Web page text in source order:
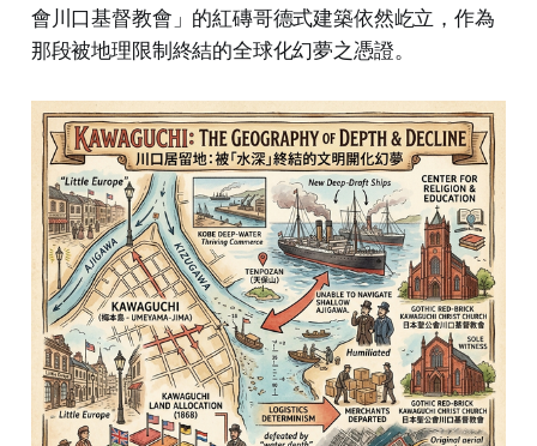
會川口基督教會」的紅磚哥德式建築依然屹立，作為
那段被地理限制終結的全球化幻夢之憑證。